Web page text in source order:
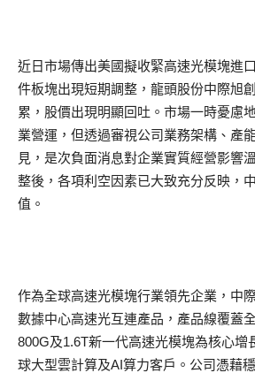
近日市場傳出美國擬收緊高速光模塊進
件板塊出現短期調整，龍頭股份中際旭
累，股價出現明顯回吐。市場一時憂慮
業營運，但透過審視公司業務架構、產
見，是次負面消息對企業實質經營影響
整後，各項利空因素已大致充分反映，
值。
作為全球高速光模塊行業領先企業，中
數據中心高速光互連產品，產品線覆蓋
800G及1.6T新一代高速光模塊為核心增
球大型雲計算及AI算力客戶。公司憑藉